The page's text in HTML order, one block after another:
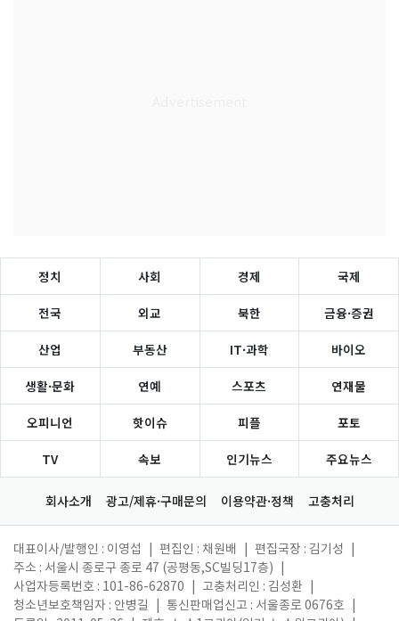
정치 사회 경제 국제
전국 외교 북한 금융·증권
산업 부동산 IT·과학 바이오
생활·문화 연예 스포츠 연재물
오피니언 핫이슈 피플 포토
TV 속보 인기뉴스 주요뉴스
회사소개 광고/제휴·구매문의 이용약관·정책 고충처리
대표이사/발행인 : 이영섭 편집인 : 채원배 편집국장 : 김기성
주소 : 서울시 종로구 종로 47 (공평동,SC빌딩17층)
사업자등록번호 : 101-86-62870
고충처리인 : 김성환
청소년보호책임자 : 안병길
통신판매업신고 : 서울종로 0676호